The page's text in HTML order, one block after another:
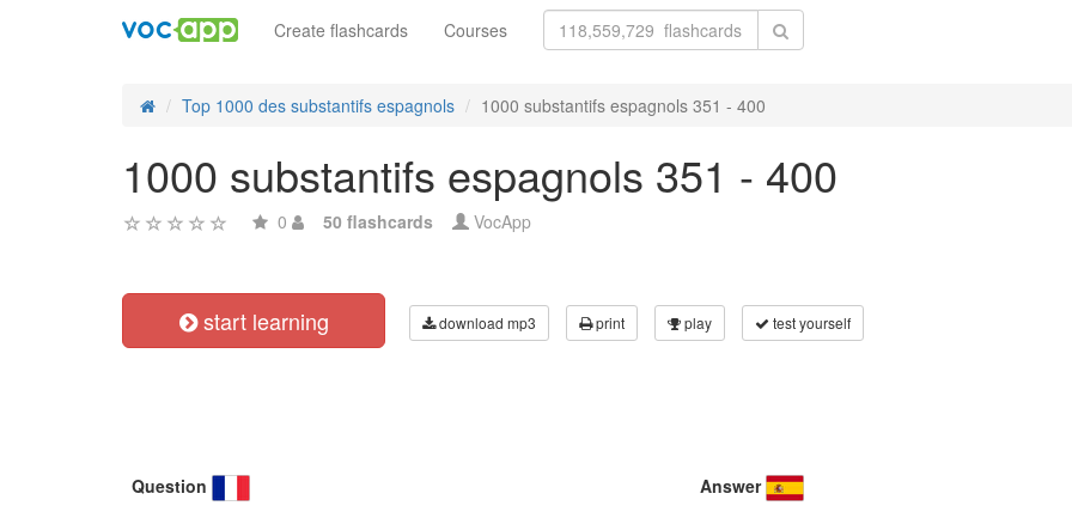
Create flashcards Courses
Top 1000 des substantifs espagnols 1000 substantifs espagnols 351 - 400
1000 substantifs espagnols 351 - 400
0 50 flashcards VocApp
start learning download mp3 print play test yourself
Question Answer